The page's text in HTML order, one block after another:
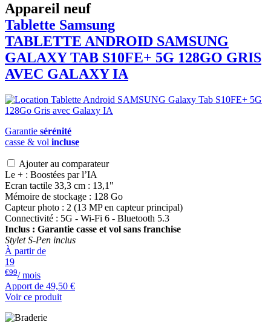
Appareil neuf
Tablette Samsung
TABLETTE ANDROID SAMSUNG
GALAXY TAB S10FE+ 5G 128GO GRIS
AVEC GALAXY IA
Garantie sérénité
casse & vol incluse
Ajouter au comparateur
Le + : Boostées par l’IA
Ecran tactile 33,3 cm : 13,1"
Mémoire de stockage : 128 Go
Capteur photo : 2 (13 MP en capteur principal)
Connectivité : 5G - Wi-Fi 6 - Bluetooth 5.3
Inclus : Garantie casse et vol sans franchise
Stylet S-Pen inclus
À partir de
19
€99/ mois
Apport de 49,50 €
Voir ce produit